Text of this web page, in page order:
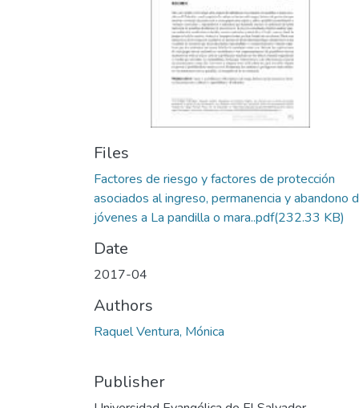
Files
Factores de riesgo y factores de protección
asociados al ingreso, permanencia y abandono
jóvenes a La pandilla o mara..pdf(232.33 KB)
Date
2017-04
Authors
Raquel Ventura, Mónica
Publisher